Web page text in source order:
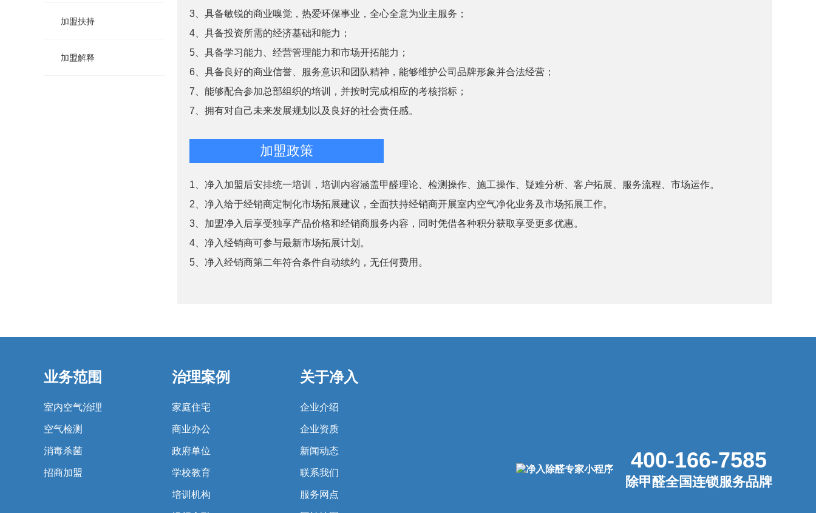
加盟扶持
加盟解释
3、具备敏锐的商业嗅觉，热爱环保事业，全心全意为业主服务；
4、具备投资所需的经济基础和能力；
5、具备学习能力、经营管理能力和市场开拓能力；
6、具备良好的商业信誉、服务意识和团队精神，能够维护公司品牌形象并合法经营；
7、能够配合参加总部组织的培训，并按时完成相应的考核指标；
7、拥有对自己未来发展规划以及良好的社会责任感。
加盟政策
1、净入加盟后安排统一培训，培训内容涵盖甲醛理论、检测操作、施工操作、疑难分析、客户拓展、服务流程、市场运作。
2、净入给于经销商定制化市场拓展建议，全面扶持经销商开展室内空气净化业务及市场拓展工作。
3、加盟净入后享受独享产品价格和经销商服务内容，同时凭借各种积分获取享受更多优惠。
4、净入经销商可参与最新市场拓展计划。
5、净入经销商第二年符合条件自动续约，无任何费用。
业务范围
室内空气治理
空气检测
消毒杀菌
招商加盟
治理案例
家庭住宅
商业办公
政府单位
学校教育
培训机构
关于净入
企业介绍
企业资质
新闻动态
联系我们
服务网点
400-166-7585
除甲醛全国连锁服务品牌